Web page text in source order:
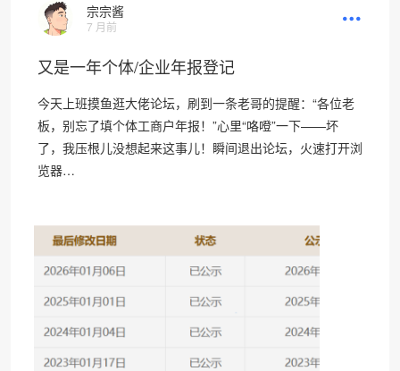
宗宗酱
7 月前
又是一年个体/企业年报登记
今天上班摸鱼逛大佬论坛，刷到一条老哥的提醒：“各位老
板，别忘了填个体工商户年报！”心里“咯噔”一下——坏
了，我压根儿没想起来这事儿！瞬间退出论坛，火速打开浏
览器…